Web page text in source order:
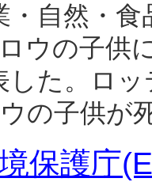
自然・食
ウの子供
した。ロ
の子供が
保護庁